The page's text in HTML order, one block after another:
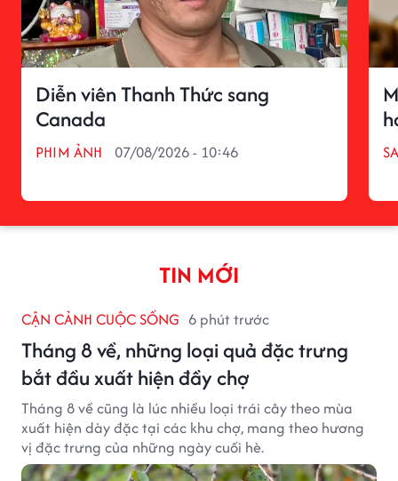
Diễn viên Thanh Thức sang
Canada
PHIM ẢNH 07/08/2026 - 10:46
TIN MỚI
CẬN CẢNH CUỘC SỐNG 6 phút trước
Tháng 8 về, những loại quả đặc trưng
bắt đầu xuất hiện đầy chợ
Tháng 8 về cũng là lúc nhiều loại trái cây theo mùa
xuất hiện dày đặc tại các khu chợ, mang theo hương
vị đặc trưng của những ngày cuối hè.